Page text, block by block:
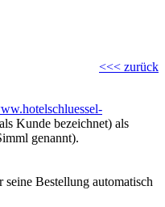
<<< zurück
Kunde bezeichnet) als
genannt).
Bestellung automatisch